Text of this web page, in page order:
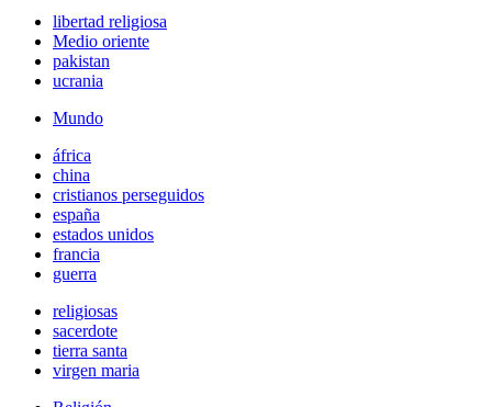
libertad religiosa
Medio oriente
pakistan
ucrania
Mundo
áfrica
china
cristianos perseguidos
españa
estados unidos
francia
guerra
religiosas
sacerdote
tierra santa
virgen maria